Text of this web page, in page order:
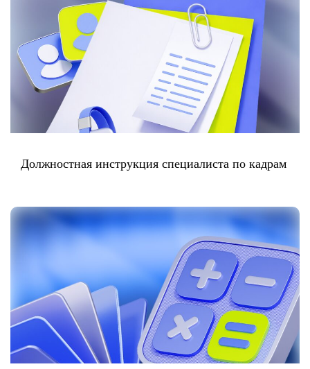
Должностная инструкция специалиста по кадрам